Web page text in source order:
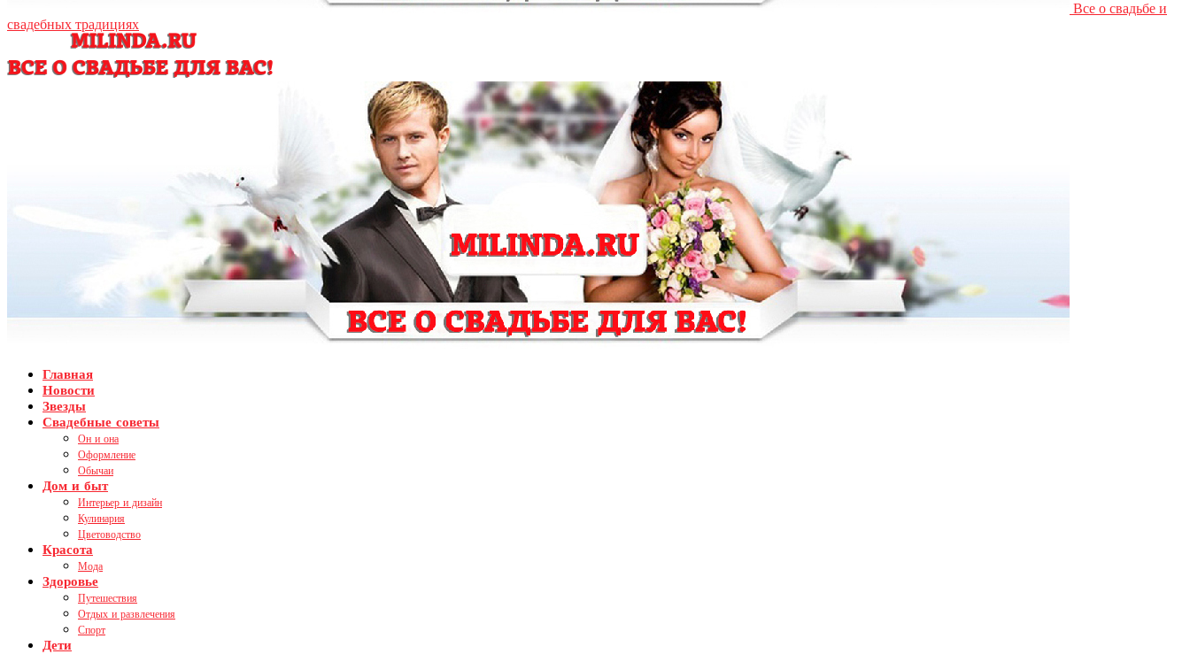
Все о свадьбе и
свадебных традициях
Главная
Новости
Звезды
Свадебные советы
Он и она
Оформление
Обычаи
Дом и быт
Интерьер и дизайн
Кулинария
Цветоводство
Красота
Мода
Здоровье
Путешествия
Отдых и развлечения
Спорт
Дети